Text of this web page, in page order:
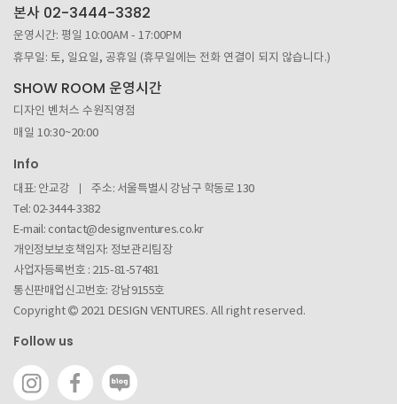
본사 02-3444-3382
운영시간: 평일 10:00AM - 17:00PM
휴무일: 토, 일요일, 공휴일 (휴무일에는 전화 연결이 되지 않습니다.)
SHOW ROOM 운영시간
디자인 벤처스 수원직영점
매일 10:30~20:00
Info
대표: 안교강
주소: 서울특별시 강남구 학동로 130
Tel: 02-3444-3382
E-mail: contact@designventures.co.kr
개인정보보호책임자: 정보관리팀장
사업자등록번호 : 215-81-57481
통신판매업신고번호: 강남9155호
Copyright
2021 DESIGN VENTURES. All right reserved.
Follow us